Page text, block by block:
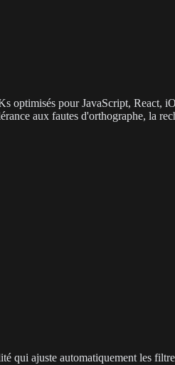
optimisés pour JavaScript, React,
aux fautes d'orthographe, la
qui ajuste automatiquement les